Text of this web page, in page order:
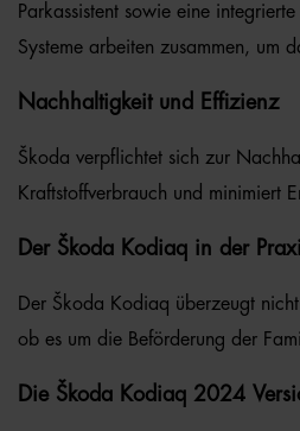
Parkassistent sowie eine
Systeme arbeiten zusammen, um
Nachhaltigkeit und Effizienz
Škoda verpflichtet sich zur
Kraftstoffverbrauch und minimiert
Der Škoda Kodiaq in der
Der Škoda Kodiaq überzeugt
ob es um die Beförderung der
Die Škoda Kodiaq 2024